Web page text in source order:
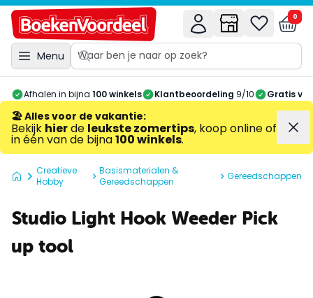
Menu
0
Afhalen in bijna 100 winkels Klantbeoordeling 9/10 Gratis
🏖️ Alles voor de vakantie:
Bekijk hierde leukste zomertips, koop online of
in één van de bijna100 winkels.
Creatieve
Hobby
Basismaterialen &
Gereedschappen
Gereedschappen
Studio Light Hook Weeder Pick
up tool